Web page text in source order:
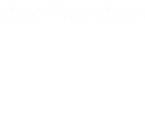
推荐
里好